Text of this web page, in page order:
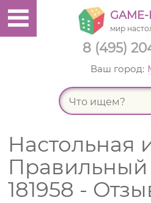
8 (495)
мир
Ваш город:
Настольная
Правильный
181958 -